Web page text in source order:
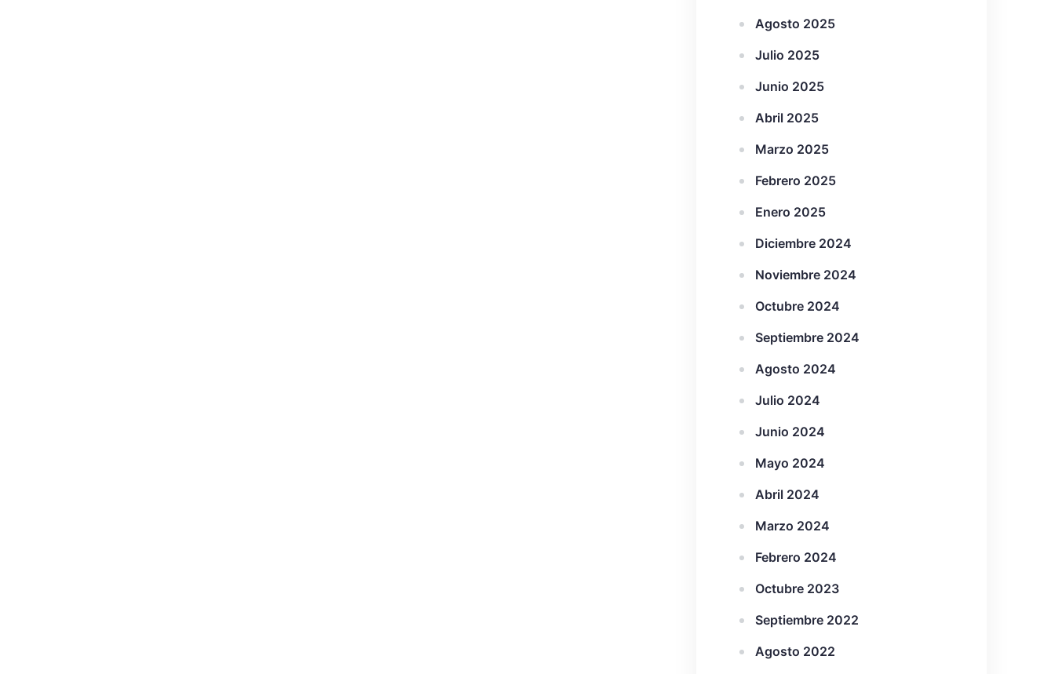
Agosto 2025
Julio 2025
Junio 2025
Abril 2025
Marzo 2025
Febrero 2025
Enero 2025
Diciembre 2024
Noviembre 2024
Octubre 2024
Septiembre 2024
Agosto 2024
Julio 2024
Junio 2024
Mayo 2024
Abril 2024
Marzo 2024
Febrero 2024
Octubre 2023
Septiembre 2022
Agosto 2022